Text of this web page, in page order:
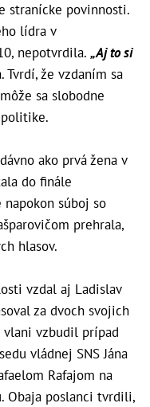
stranícke povinnosti.
lídra v
nepotvrdila. „Aj to si
že vzdaním sa
sa slobodne
ako prvá žena v
do finále
súboj so
prehrala,
hlasov.
vzdal aj Ladislav
za dvoch svojich
vzbudil prípad
vládnej SNS Jána
Rafajom na
Obaja poslanci tvrdili,